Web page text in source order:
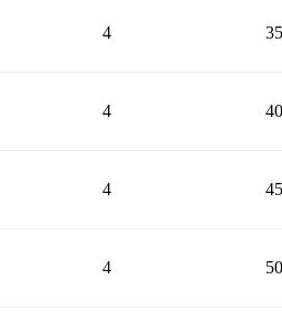
4 35
4 40
4 45
4 50